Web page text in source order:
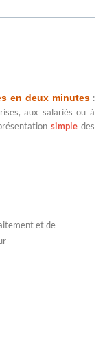
en deux minutes :
aux salariés ou à
simple des
et de